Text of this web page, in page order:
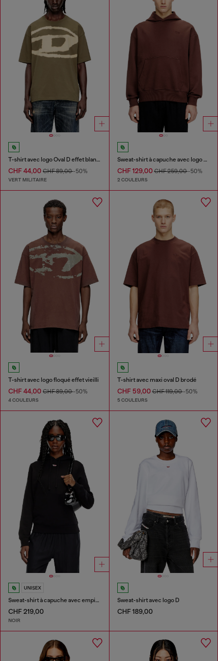
T-shirt avec logo Oval D effet blanchi
CHF 44,00 CHF 89,00-50%
VERT MILITAIRE
Sweat-shirt à capuche avec logo brodé
CHF 129,00CHF 259,00-50%
2 COULEURS
T-shirt avec logo floqué effet vieilli
CHF 44,00 CHF 89,00-50%
4 COULEURS
T-shirt avec maxi oval D brodé
CHF 59,00CHF 119,00-50%
5 COULEURS
UNISEX
Sweat-shirt à capuche avec empiècement D brodé
CHF 219,00
NOIR
Sweat-shirt avec logo D
CHF 189,00